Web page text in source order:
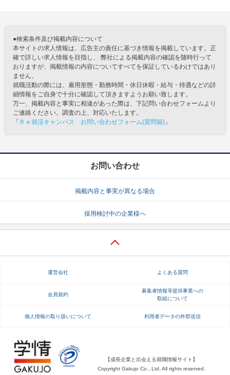
●検索条件及び掲載内容について
本サイトの求人情報は、広告主の責任に基づき情報を掲載しています。正
確で詳しい求人情報を目指し、 弊社による掲載内容の確認を随時行って
おりますが、掲載情報の内容についてすべてを保証しているわけではあり
ません。
就職活動の際には、雇用形態・勤務時間・休日休暇・給与・待遇などの詳
細情報をご自身で十分に確認して頂きますようお願い致します。
万一、掲載内容と事実に相違があった際は、下記問い合わせフォームより
ご連絡ください。調査の上、対応いたします。
「 Ｒｅ就活キャンパス お問い合わせフォーム(質問箱) 」
お問い合わせ
掲載内容と事実が異なる場合
採用検討中の企業様へ
運営会社 よくある質問
会員規約
募集者情報等提供事業への
取組について
個人情報の取り扱いについて 利用者データの外部送信
【成長企業と出会える就職情報サイト】
Copyright Gakujo Co., Ltd. All rights reserved.